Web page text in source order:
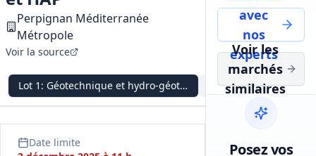
Perpignan Méditerranée
Métropole
Voir la source
Lot 1 : Géotechnique et hydro‑géotechnique
Lot2: Repérage
Date limite
avec
nos
experts
Voir les
marchés
similaires
Posez vos